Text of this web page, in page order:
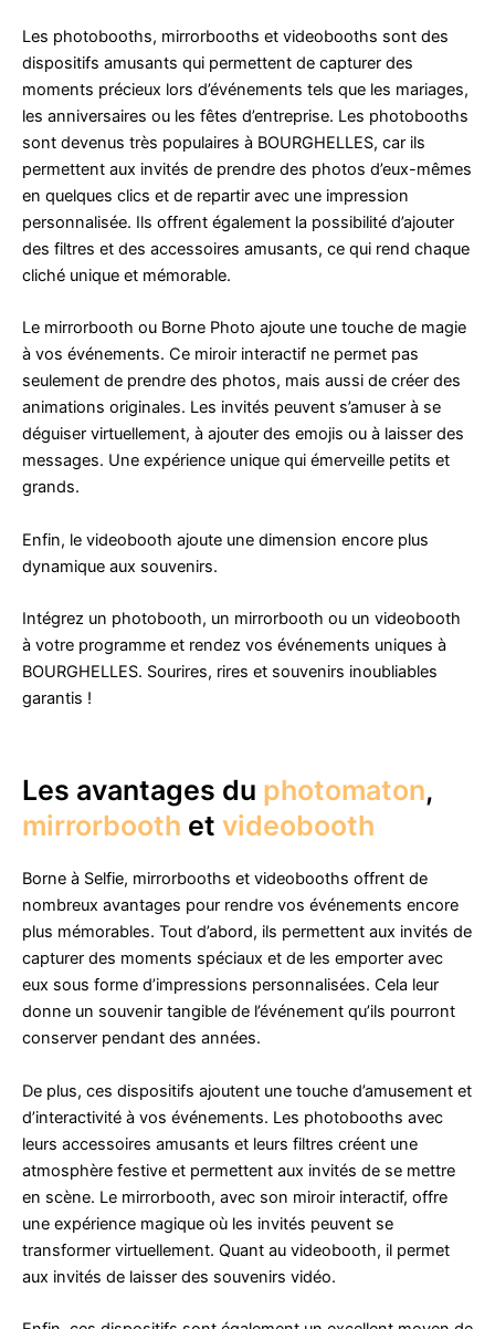
Les photobooths, mirrorbooths et videobooths sont des
dispositifs amusants qui permettent de capturer des
moments précieux lors d’événements tels que les mariages,
les anniversaires ou les fêtes d’entreprise. Les photobooths
sont devenus très populaires à BOURGHELLES, car ils
permettent aux invités de prendre des photos d’eux-mêmes
en quelques clics et de repartir avec une impression
personnalisée. Ils offrent également la possibilité d’ajouter
des filtres et des accessoires amusants, ce qui rend chaque
cliché unique et mémorable.
Le mirrorbooth ou Borne Photo ajoute une touche de magie
à vos événements. Ce miroir interactif ne permet pas
seulement de prendre des photos, mais aussi de créer des
animations originales. Les invités peuvent s’amuser à se
déguiser virtuellement, à ajouter des emojis ou à laisser des
messages. Une expérience unique qui émerveille petits et
grands.
Enfin, le videobooth ajoute une dimension encore plus
dynamique aux souvenirs.
Intégrez un photobooth, un mirrorbooth ou un videobooth
à votre programme et rendez vos événements uniques à
BOURGHELLES. Sourires, rires et souvenirs inoubliables
garantis !
Les avantages du photomaton,
mirrorbooth et videobooth
Borne à Selfie, mirrorbooths et videobooths offrent de
nombreux avantages pour rendre vos événements encore
plus mémorables. Tout d’abord, ils permettent aux invités de
capturer des moments spéciaux et de les emporter avec
eux sous forme d’impressions personnalisées. Cela leur
donne un souvenir tangible de l’événement qu’ils pourront
conserver pendant des années.
De plus, ces dispositifs ajoutent une touche d’amusement et
d’interactivité à vos événements. Les photobooths avec
leurs accessoires amusants et leurs filtres créent une
atmosphère festive et permettent aux invités de se mettre
en scène. Le mirrorbooth, avec son miroir interactif, offre
une expérience magique où les invités peuvent se
transformer virtuellement. Quant au videobooth, il permet
aux invités de laisser des souvenirs vidéo.